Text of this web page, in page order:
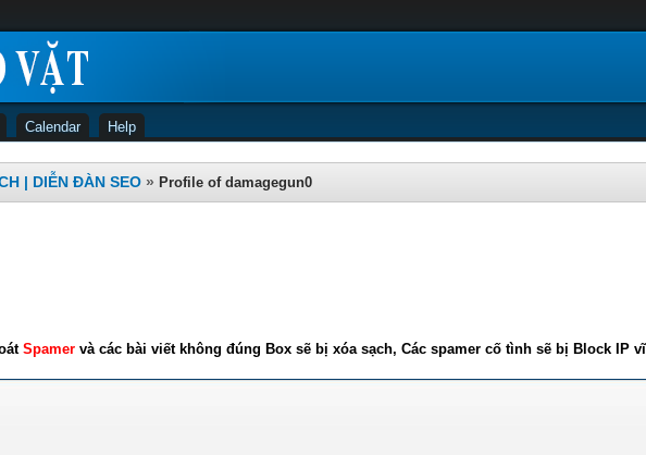
Calendar Help
| DIỄN ĐÀN SEO » Profile of damagegun0
Spamervà các bài viết không đúng Box sẽ bị xóa sạch, Các spamer cố tình sẽ bị Block IP